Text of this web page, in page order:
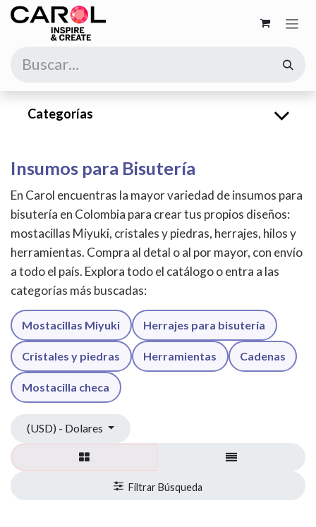
Ir al contenido
Categorías
Insumos para Bisutería
En Carol encuentras la mayor variedad de insumos para
bisutería en Colombia para crear tus propios diseños:
mostacillas Miyuki, cristales y piedras, herrajes, hilos y
herramientas. Compra al detal o al por mayor, con envío
a todo el país. Explora todo el catálogo o entra a las
categorías más buscadas:
Mostacillas Miyuki Herrajes para bisutería
Cristales y piedras Herramientas Cadenas
Mostacilla checa
(USD) - Dolares